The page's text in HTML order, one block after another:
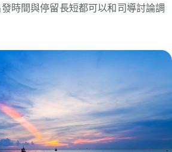
時間與停留長短都可以和司導討論調